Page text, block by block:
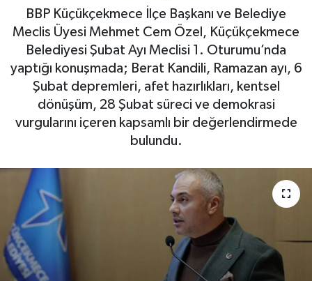
BBP Küçükçekmece İlçe Başkanı ve Belediye
Meclis Üyesi Mehmet Cem Özel, Küçükçekmece
Belediyesi Şubat Ayı Meclisi 1. Oturumu’nda
yaptığı konuşmada; Berat Kandili, Ramazan ayı, 6
Şubat depremleri, afet hazırlıkları, kentsel
dönüşüm, 28 Şubat süreci ve demokrasi
vurgularını içeren kapsamlı bir değerlendirmede
bulundu.